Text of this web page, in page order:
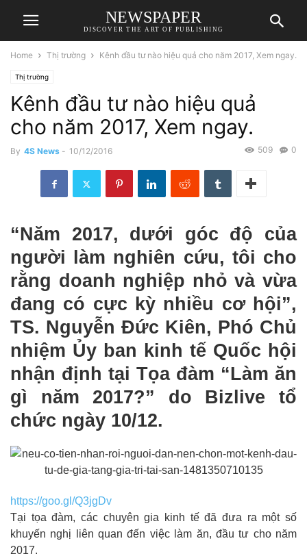
NEWSPAPER
DISCOVER THE ART OF PUBLISHING
Home Thị trường Kênh đầu tư nào hiệu quả cho năm 2017, Xem ngay.
Thị trường
Kênh đầu tư nào hiệu quả
cho năm 2017, Xem ngay.
By 4S News - 10/12/2016 0
509
“Năm 2017, dưới góc độ của
người làm nghiên cứu, tôi cho
rằng doanh nghiệp nhỏ và vừa
đang có cực kỳ nhiều cơ hội”,
TS. Nguyễn Đức Kiên, Phó Chủ
nhiệm Ủy ban kinh tế Quốc hội
nhận định tại Tọa đàm “Làm ăn
gì năm 2017?” do Bizlive tổ
chức ngày 10/12.
https://goo.gl/Q3jgDv
Tại tọa đàm, các chuyên gia kinh tế đã đưa ra một số
khuyến nghị liên quan đến việc làm ăn, đầu tư cho năm
2017.